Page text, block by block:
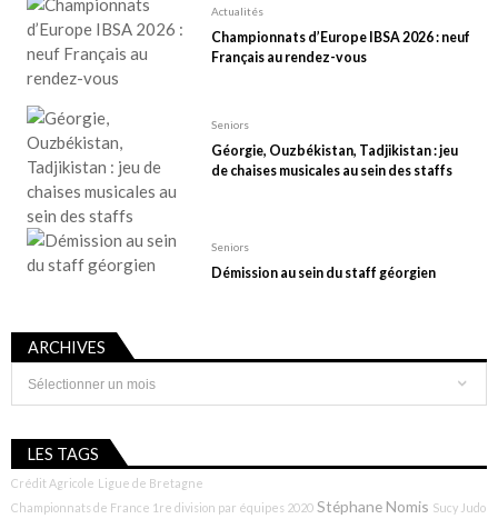
Actualités
Championnats d’Europe IBSA 2026 : neuf
Français au rendez-vous
Seniors
Géorgie, Ouzbékistan, Tadjikistan : jeu
de chaises musicales au sein des staffs
Seniors
Démission au sein du staff géorgien
ARCHIVES
Archives
LES TAGS
Crédit Agricole Ligue de Bretagne
Championnats de France 1re division par équipes 2020 Stéphane Nomis Sucy Judo